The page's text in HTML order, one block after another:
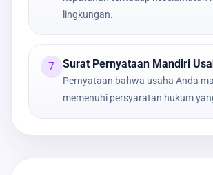
lingkungan.
7 Surat Pernyataan Mandiri
Pernyataan bahwa usaha Anda
memenuhi persyaratan hukum